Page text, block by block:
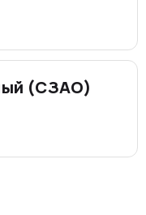
(СЗАО)